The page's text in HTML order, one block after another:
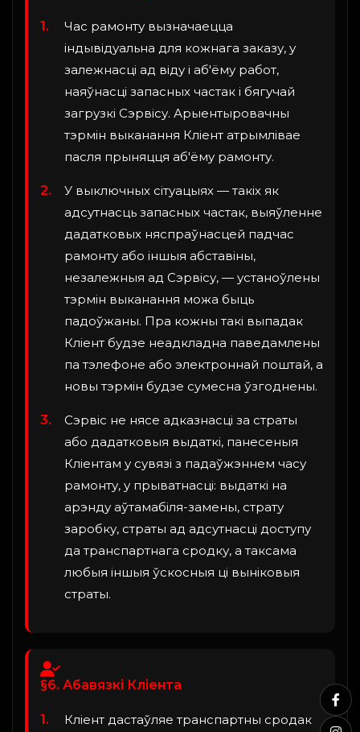
Час рамонту вызначаецца
індывідуальна для кожнага заказу, у
залежнасці ад віду і аб'ёму работ,
наяўнасці запасных частак і бягучай
загрузкі Сэрвісу. Арыентыровачны
тэрмін выканання Кліент атрымлівае
пасля прыняцця аб'ёму рамонту.
У выключных сітуацыях — такіх як
адсутнасць запасных частак, выяўленне
дадатковых няспраўнасцей падчас
рамонту або іншыя абставіны,
незалежныя ад Сэрвісу, — устаноўлены
тэрмін выканання можа быць
падоўжаны. Пра кожны такі выпадак
Кліент будзе неадкладна паведамлены
па тэлефоне або электроннай поштай, а
новы тэрмін будзе сумесна ўзгоднены.
Сэрвіс не нясе адказнасці за страты
або дадатковыя выдаткі, панесеныя
Кліентам у сувязі з падаўжэннем часу
рамонту, у прыватнасці: выдаткі на
арэнду аўтамабіля-замены, страту
заробку, страты ад адсутнасці доступу
да транспартнага сродку, а таксама
любыя іншыя ўскосныя ці выніковыя
страты.
§6. Абавязкі Кліента
Кліент дастаўляе транспартны сродак